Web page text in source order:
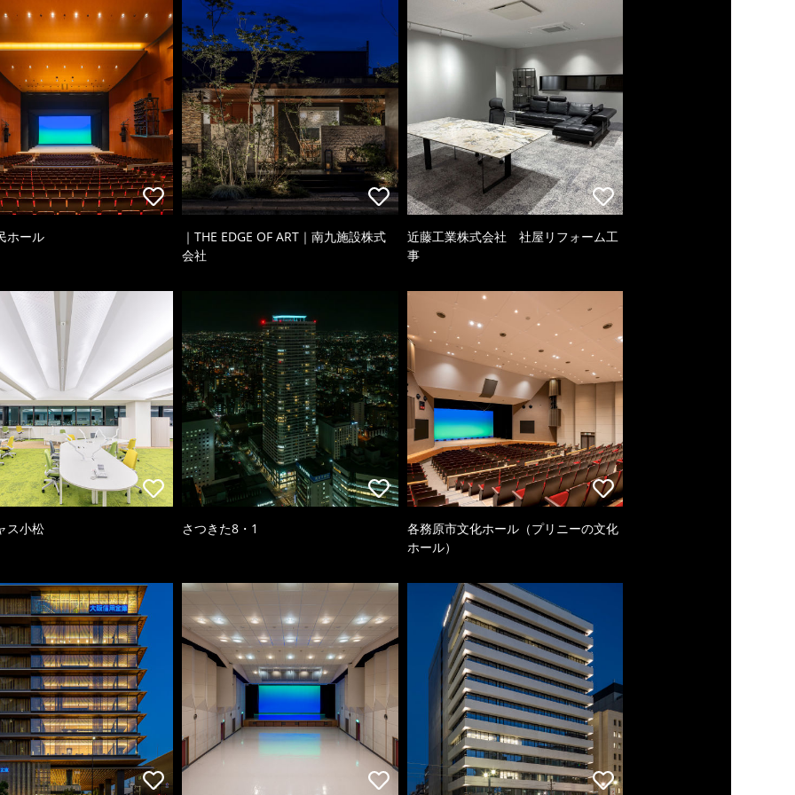
ホール
｜THE EDGE OF ART｜南九施設株式
会社
近藤工業株式会社 社屋リフォーム工
事
ス小松 さつきた8・1
各務原市文化ホール（プリニーの文化
ホール）